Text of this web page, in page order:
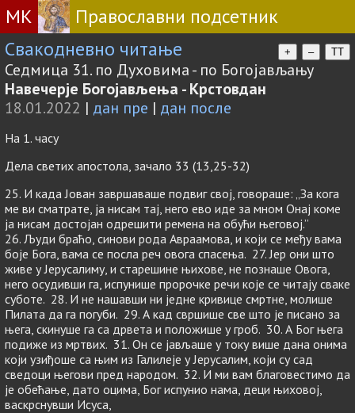
МК
Православни подсетник
Свакодневно читање
+ – TT
Седмица 31. по Духовима - по Богојављању
Навечерје Богојављења - Крстовдан
18.01.2022 | дан пре | дан после
На 1. часу
Дела светих апостола, зачало 33 (13,25-32)
25. И када Јован завршаваше подвиг свој, говораше: „За кога
ме ви сматрате, ја нисам тај, него ево иде за мном Онај коме
ја нисам достојан одрешити ремена на обући његовој.”
26. Људи браћо, синови рода Авраамова, и који се међу вама
боје Бога, вама се посла реч овога спасења. 27. Јер они што
живе у Јерусалиму, и старешине њихове, не познаше Овога,
него осудивши га, испунише пророчке речи које се читају сваке
суботе. 28. И не нашавши ни једне кривице смртне, молише
Пилата да га погуби. 29. А кад свршише све што је писано за
њега, скинуше га са дрвета и положише у гроб. 30. А Бог њега
подиже из мртвих. 31. Он се јављаше у току више дана онима
који узиђоше са њим из Галилеје у Јерусалим, који су сад
сведоци његови пред народом. 32. И ми вам благовестимо да
је обећање, дато оцима, Бог испунио нама, деци њиховој,
васкрснувши Исуса,